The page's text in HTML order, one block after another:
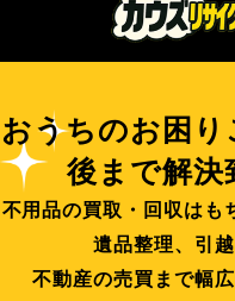
おうちのお困
後まで解決
不用品の買取・回収はも
遺品整理、引越
不動産の売買まで幅